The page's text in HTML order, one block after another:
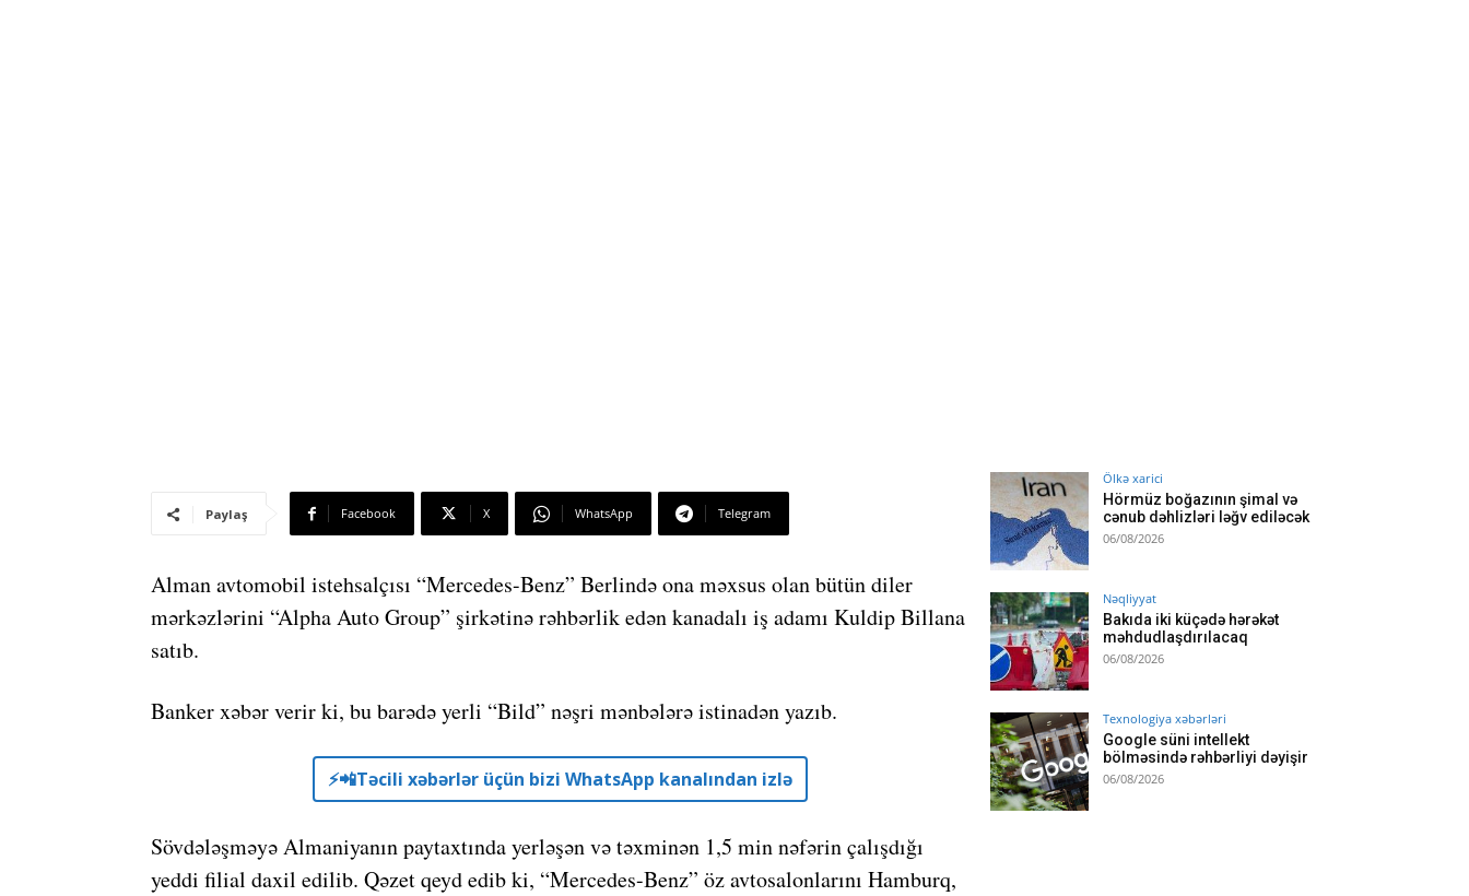
Paylaş Facebook X WhatsApp Telegram
Alman avtomobil istehsalçısı “Mercedes-Benz” Berlində ona məxsus olan bütün diler
mərkəzlərini “Alpha Auto Group” şirkətinə rəhbərlik edən kanadalı iş adamı Kuldip Billana
satıb.
Banker xəbər verir ki, bu barədə yerli “Bild” nəşri mənbələrə istinadən yazıb.
⚡️📲Təcili xəbərlər üçün bizi WhatsApp kanalından izlə
Sövdələşməyə Almaniyanın paytaxtında yerləşən və təxminən 1,5 min nəfərin çalışdığı
yeddi filial daxil edilib. Qəzet qeyd edib ki, “Mercedes-Benz” öz avtosalonlarını Hamburq,
Ölkə xarici
Hörmüz boğazının şimal və
cənub dəhlizləri ləğv ediləcək
06/08/2026
Nəqliyyat
Bakıda iki küçədə hərəkət
məhdudlaşdırılacaq
06/08/2026
Texnologiya xəbərləri
Google süni intellekt
bölməsində rəhbərliyi dəyişir
06/08/2026